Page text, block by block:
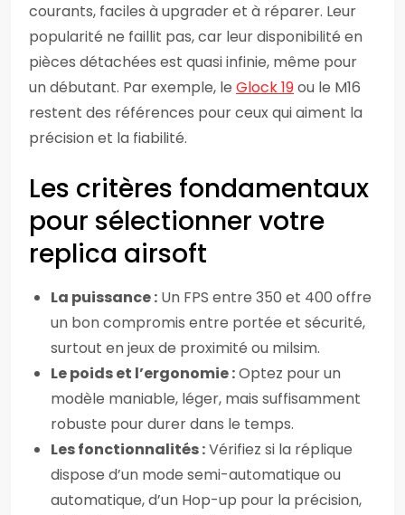
courants, faciles à upgrader et à réparer. Leur
popularité ne faillit pas, car leur disponibilité en
pièces détachées est quasi infinie, même pour
un débutant. Par exemple, le Glock 19ou le M16
restent des références pour ceux qui aiment la
précision et la fiabilité.
Les critères fondamentaux
pour sélectionner votre
replica airsoft
La puissance : Un FPS entre 350 et 400 offre
un bon compromis entre portée et sécurité,
surtout en jeux de proximité ou milsim.
Le poids et l’ergonomie :Optez pour un
modèle maniable, léger, mais suffisamment
robuste pour durer dans le temps.
Les fonctionnalités :Vérifiez si la réplique
dispose d’un mode semi-automatique ou
automatique, d’un Hop-up pour la précision,